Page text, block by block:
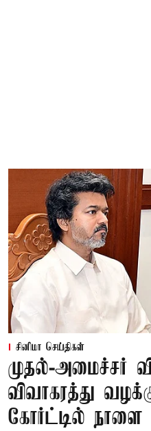
சினிமா செய்திகள்
முதல்-அமைச்சர்
விவாகரத்து
கோர்ட்டில் நாளை